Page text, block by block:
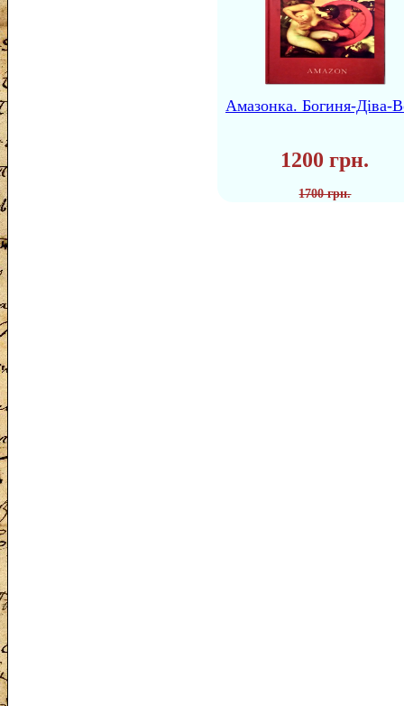
Амазонка. Богиня-Діва-
1200 грн.
1700 грн.